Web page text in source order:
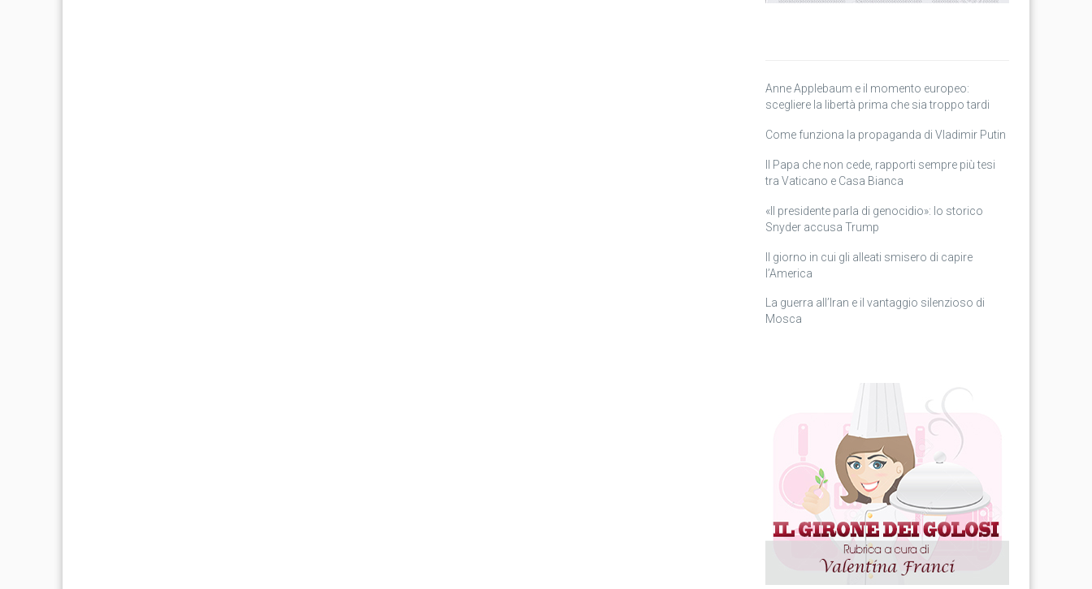
Anne Applebaum e il momento europeo:
scegliere la libertà prima che sia troppo tardi
Come funziona la propaganda di Vladimir Putin
Il Papa che non cede, rapporti sempre più tesi
tra Vaticano e Casa Bianca
«Il presidente parla di genocidio»: lo storico
Snyder accusa Trump
Il giorno in cui gli alleati smisero di capire
l’America
La guerra all’Iran e il vantaggio silenzioso di
Mosca